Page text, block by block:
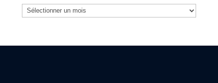
Archives